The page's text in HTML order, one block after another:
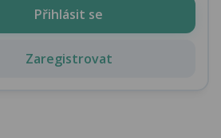
Přihlásit se
Zaregistrovat